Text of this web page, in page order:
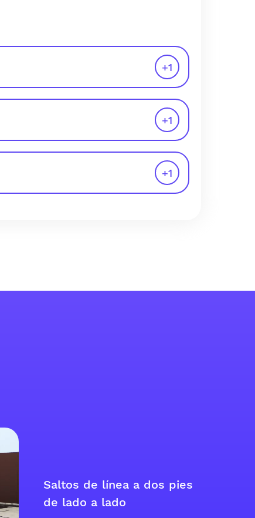
+1
+1
+1
Saltos de línea a dos pies
de lado a lado